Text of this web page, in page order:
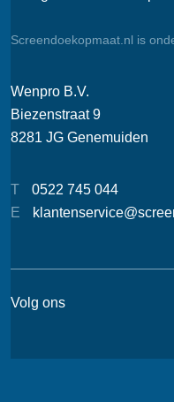
Screendoekopmaat.nl is
Wenpro B.V.
Biezenstraat 9
8281 JG Genemuiden
T
0522 745 044
E
Volg ons